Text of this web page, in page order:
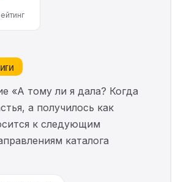
«А тому ли я дала? Когда
а получилось как
к следующим
каталога